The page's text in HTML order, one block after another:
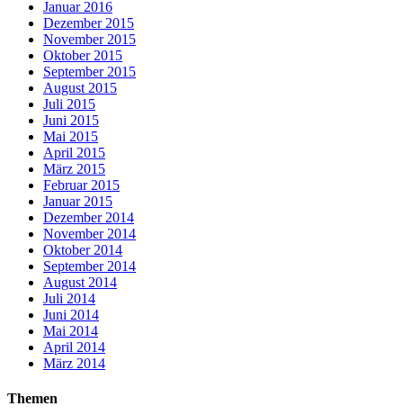
Januar 2016
Dezember 2015
November 2015
Oktober 2015
September 2015
August 2015
Juli 2015
Juni 2015
Mai 2015
April 2015
März 2015
Februar 2015
Januar 2015
Dezember 2014
November 2014
Oktober 2014
September 2014
August 2014
Juli 2014
Juni 2014
Mai 2014
April 2014
März 2014
Themen